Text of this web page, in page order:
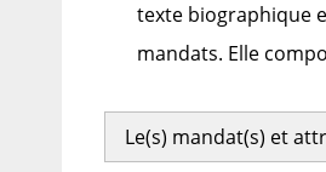
texte biographique
mandats. Elle
Le(s) mandat(s) et